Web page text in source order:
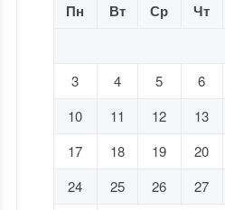
Пн Вт Ср Чт
3
4 5 6
10
11 12 13
17
18 19 20
24
25 26 27